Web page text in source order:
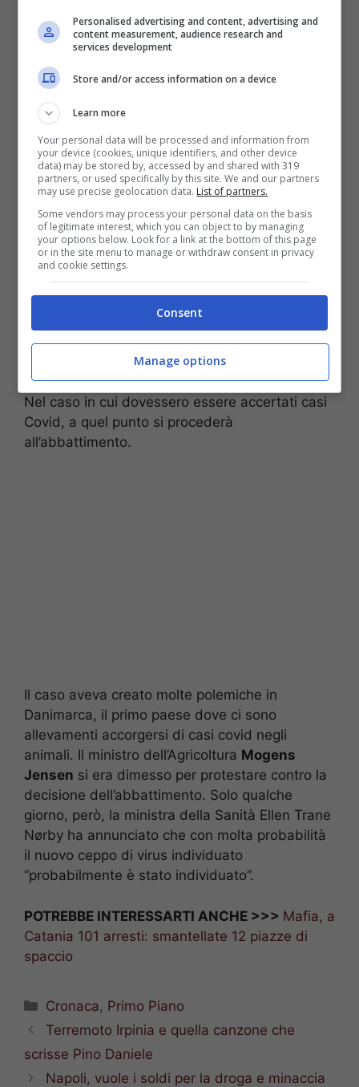
— Adnkronos (@Adnkronos)
November 23, 2020
Non è escluso però che anche nel nostro
paese possano esserci abbattimenti
Grecia e in Danimarca ma sarà solo l’ultima
spiaggia. In caso di infezioni sospette l’autorità
competente porrà sotto sequestro l’allevamento.
Nel caso in cui dovessero essere accertati casi
Covid, a quel punto si procederà
all’abbattimento.
Il caso aveva creato molte polemiche in
Danimarca, il primo paese dove ci sono
allevamenti accorgersi di casi covid negli
animali. Il ministro dell’Agricoltura Mogens
Jensen si era dimesso per protestare contro la
decisione dell’abbattimento. Solo qualche
giorno, però, la ministra della Sanità Ellen Trane
Nørby ha annunciato che con molta probabilità
il nuovo ceppo di virus individuato
“probabilmente è stato individuato”.
POTREBBE INTERESSARTI ANCHE >>> Mafia, a
Catania 101 arresti: smantellate 12 piazze di
spaccio
Categorie
Cronaca, Primo Piano
Terremoto Irpinia e quella canzone che
scrisse Pino Daniele
Napoli, vuole i soldi per la droga e minaccia
Personalised advertising and content, advertising and
content measurement, audience research and
services development
Store and/or access information on a device
Learn more
Your personal data will be processed and information from
your device (cookies, unique identifiers, and other device
data) may be stored by, accessed by and shared with 319
partners, or used specifically by this site. We and our partners
may use precise geolocation data. List of partners.
Some vendors may process your personal data on the basis
of legitimate interest, which you can object to by managing
your options below. Look for a link at the bottom of this page
or in the site menu to manage or withdraw consent in privacy
and cookie settings.
Consent
Manage options